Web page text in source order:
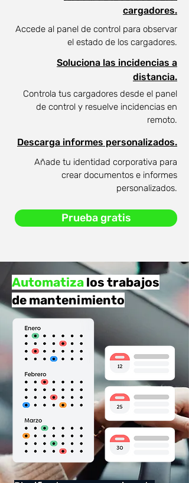
cargadores.
Accede al panel de control para observar
el estado de los cargadores.
Soluciona las incidencias a
distancia.
Controla tus cargadores desde el panel
de control y resuelve incidencias en
remoto.
Descarga informes personalizados.
Añade tu identidad corporativa para
crear documentos e informes
personalizados.
Prueba gratis
Automatiza los trabajos
de mantenimiento